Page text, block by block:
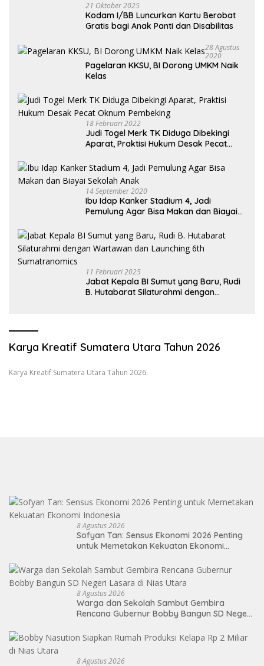
21 Oktober 2025
Kodam I/BB Luncurkan Kartu Berobat
Gratis bagi Anak Panti dan Disabilitas
28 Agustus
2020
Pagelaran KKSU, BI Dorong UMKM Naik
Kelas
18 Februari 2022
Judi Togel Merk TK Diduga Dibekingi
Aparat, Praktisi Hukum Desak Pecat
14 September 2020
Ibu Idap Kanker Stadium 4, Jadi
Pemulung Agar Bisa Makan dan Biayai
11 Februari 2025
Jabat Kepala BI Sumut yang Baru, Rudi
B. Hutabarat Silaturahmi dengan
Karya Kreatif Sumatera Utara Tahun 2026
Karya Kreatif Sumatera Utara Tahun 2026.
8 Agustus 2026
Sofyan Tan: Sensus Ekonomi 2026 Penting
untuk Memetakan Kekuatan Ekonomi
8 Agustus 2026
Warga dan Sekolah Sambut Gembira
Rencana Gubernur Bobby Bangun SD Negeri
8 Agustus 2026